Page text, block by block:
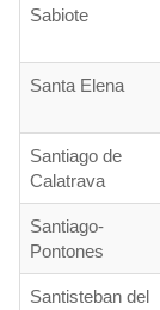
Sabiote
Santa Elena
Santiago de
Calatrava
Santiago-
Pontones
Santisteban del